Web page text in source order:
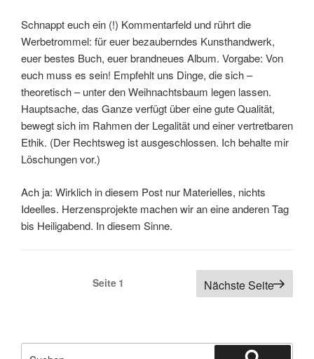
Schnappt euch ein (!) Kommentarfeld und rührt die
Werbetrommel: für euer bezauberndes Kunsthandwerk,
euer bestes Buch, euer brandneues Album. Vorgabe: Von
euch muss es sein! Empfehlt uns Dinge, die sich –
theoretisch – unter den Weihnachtsbaum legen lassen.
Hauptsache, das Ganze verfügt über eine gute Qualität,
bewegt sich im Rahmen der Legalität und einer vertretbaren
Ethik. (Der Rechtsweg ist ausgeschlossen. Ich behalte mir
Löschungen vor.)
Ach ja: Wirklich in diesem Post nur Materielles, nichts
Ideelles. Herzensprojekte machen wir an eine anderen Tag
bis Heiligabend. In diesem Sinne.
Seitennummerierung
Seite 1 Nächste Seite